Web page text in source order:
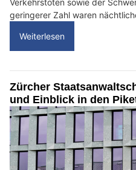
Verkehrstoten sowie der
geringerer Zahl waren
Weiterlesen
Zürcher
und Einblick in den